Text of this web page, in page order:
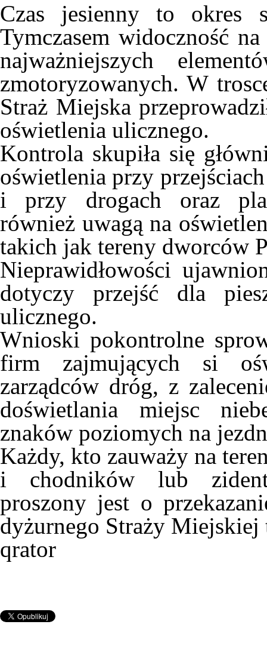
Czas jesienny to okres
Tymczasem widoczność
najważniejszych
zmotoryzowanych. W
Straż Miejska
oświetlenia ulicznego.
Kontrola skupiła się
oświetlenia przy
i przy drogach oraz
również uwagą na
takich jak tereny dworców
Nieprawidłowości
dotyczy przejść dla
ulicznego.
Wnioski pokontrolne
firm zajmujących si
zarządców dróg, z
doświetlania miejsc
znaków poziomych na
Każdy, kto zauważy na
i chodników lub
proszony jest o
dyżurnego Straży
qrator